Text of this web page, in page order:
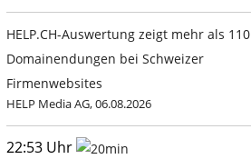
HELP.CH-Auswertung zeigt mehr als 110
Domainendungen bei Schweizer
Firmenwebsites
HELP Media AG, 06.08.2026
22:53 Uhr